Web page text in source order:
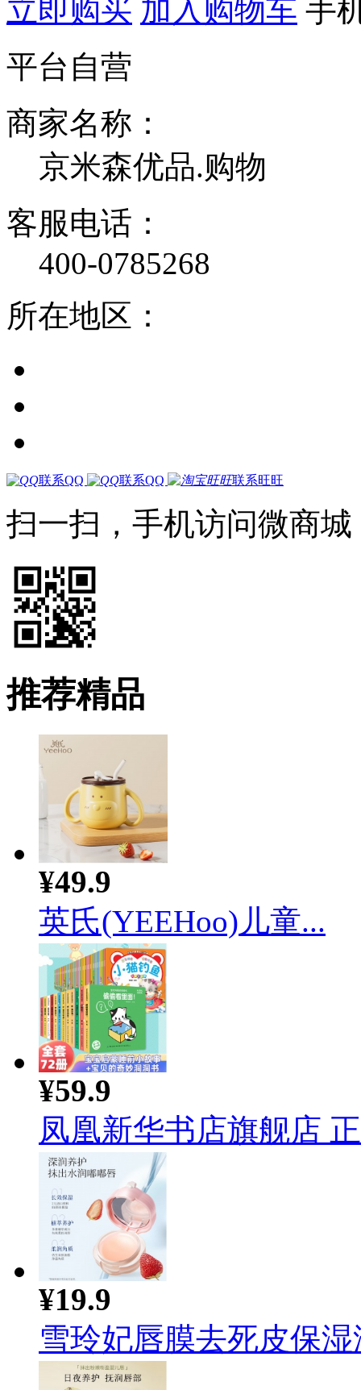
立即购买 加入购物车 手
平台自营
商家名称：
京米森优品.购物
客服电话：
400-0785268
所在地区：
联系QQ 联系QQ 联系旺旺
扫一扫，手机访问微商城
推荐精品
¥49.9
英氏(YEEHoo)儿童...
¥59.9
凤凰新华书店旗舰店
¥19.9
雪玲妃唇膜去死皮保湿